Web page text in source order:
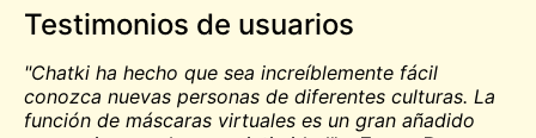
Testimonios de usuarios
"Chatki ha hecho que sea increíblemente fácil
conozca nuevas personas de diferentes culturas. La
función de máscaras virtuales es un gran añadido